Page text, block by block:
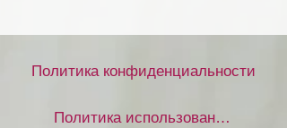
Политика конфиденциальности
Политика использования файлов cookie